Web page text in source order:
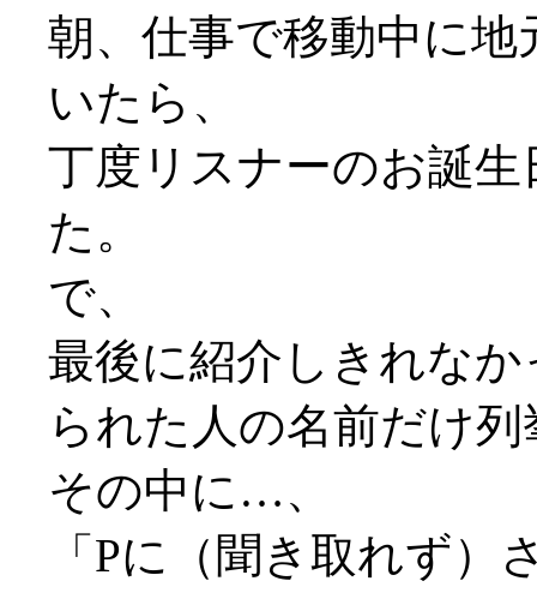
朝、仕事で移動中に
いたら、
丁度リスナーのお誕
た。
で、
最後に紹介しきれな
られた人の名前だけ
その中に…、
「Pに（聞き取れず